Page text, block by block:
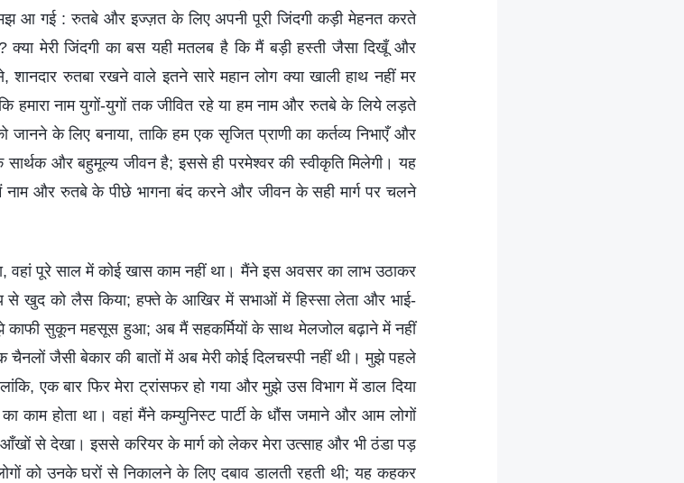
आ गई : रुतबे और इज्ज़त के लिए अपनी पूरी जिंदगी कड़ी मेहनत करते
क्या मेरी जिंदगी का बस यही मतलब है कि मैं बड़ी हस्ती जैसा दिखूँ और
शानदार रुतबा रखने वाले इतने सारे महान लोग क्या खाली हाथ नहीं मर
हमारा नाम युगों-युगों तक जीवित रहे या हम नाम और रुतबे के लिये लड़ते
के लिए बनाया, ताकि हम एक सृजित प्राणी का कर्तव्य निभाएँ और
और बहुमूल्य जीवन है; इससे ही परमेश्वर की स्वीकृति मिलेगी। यह
नाम और रुतबे के पीछे भागना बंद करने और जीवन के सही मार्ग पर चलने
वहां पूरे साल में कोई खास काम नहीं था। मैंने इस अवसर का लाभ उठाकर
से खुद को लैस किया; हफ्ते के आखिर में सभाओं में हिस्सा लेता और भाई-
काफी सुकून महसूस हुआ; अब मैं सहकर्मियों के साथ मेलजोल बढ़ाने में नहीं
चैनलों जैसी बेकार की बातों में अब मेरी कोई दिलचस्पी नहीं थी। मुझे पहले
एक बार फिर मेरा ट्रांसफर हो गया और मुझे उस विभाग में डाल दिया
काम होता था। वहां मैंने कम्युनिस्ट पार्टी के धौंस जमाने और आम लोगों
से देखा। इससे करियर के मार्ग को लेकर मेरा उत्साह और भी ठंडा पड़
को उनके घरों से निकालने के लिए दबाव डालती रहती थी; यह कहकर